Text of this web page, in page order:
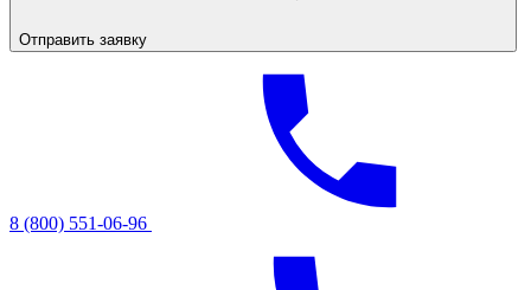
Отправить заявку
8 (800) 551-06-96